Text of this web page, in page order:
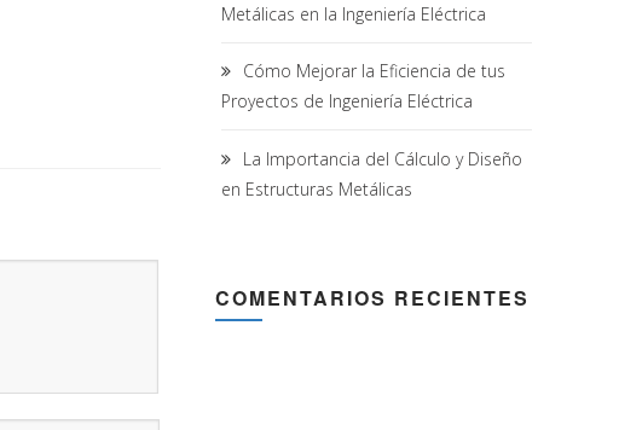
Metálicas en la Ingeniería Eléctrica
Cómo Mejorar la Eficiencia de tus
Proyectos de Ingeniería Eléctrica
La Importancia del Cálculo y Diseño
en Estructuras Metálicas
COMENTARIOS RECIENTES